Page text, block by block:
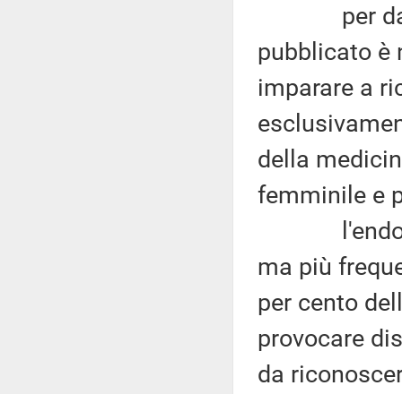
per dare
pubblicato è
imparare a
della
femminile e
ma più
per cento
provocare
da